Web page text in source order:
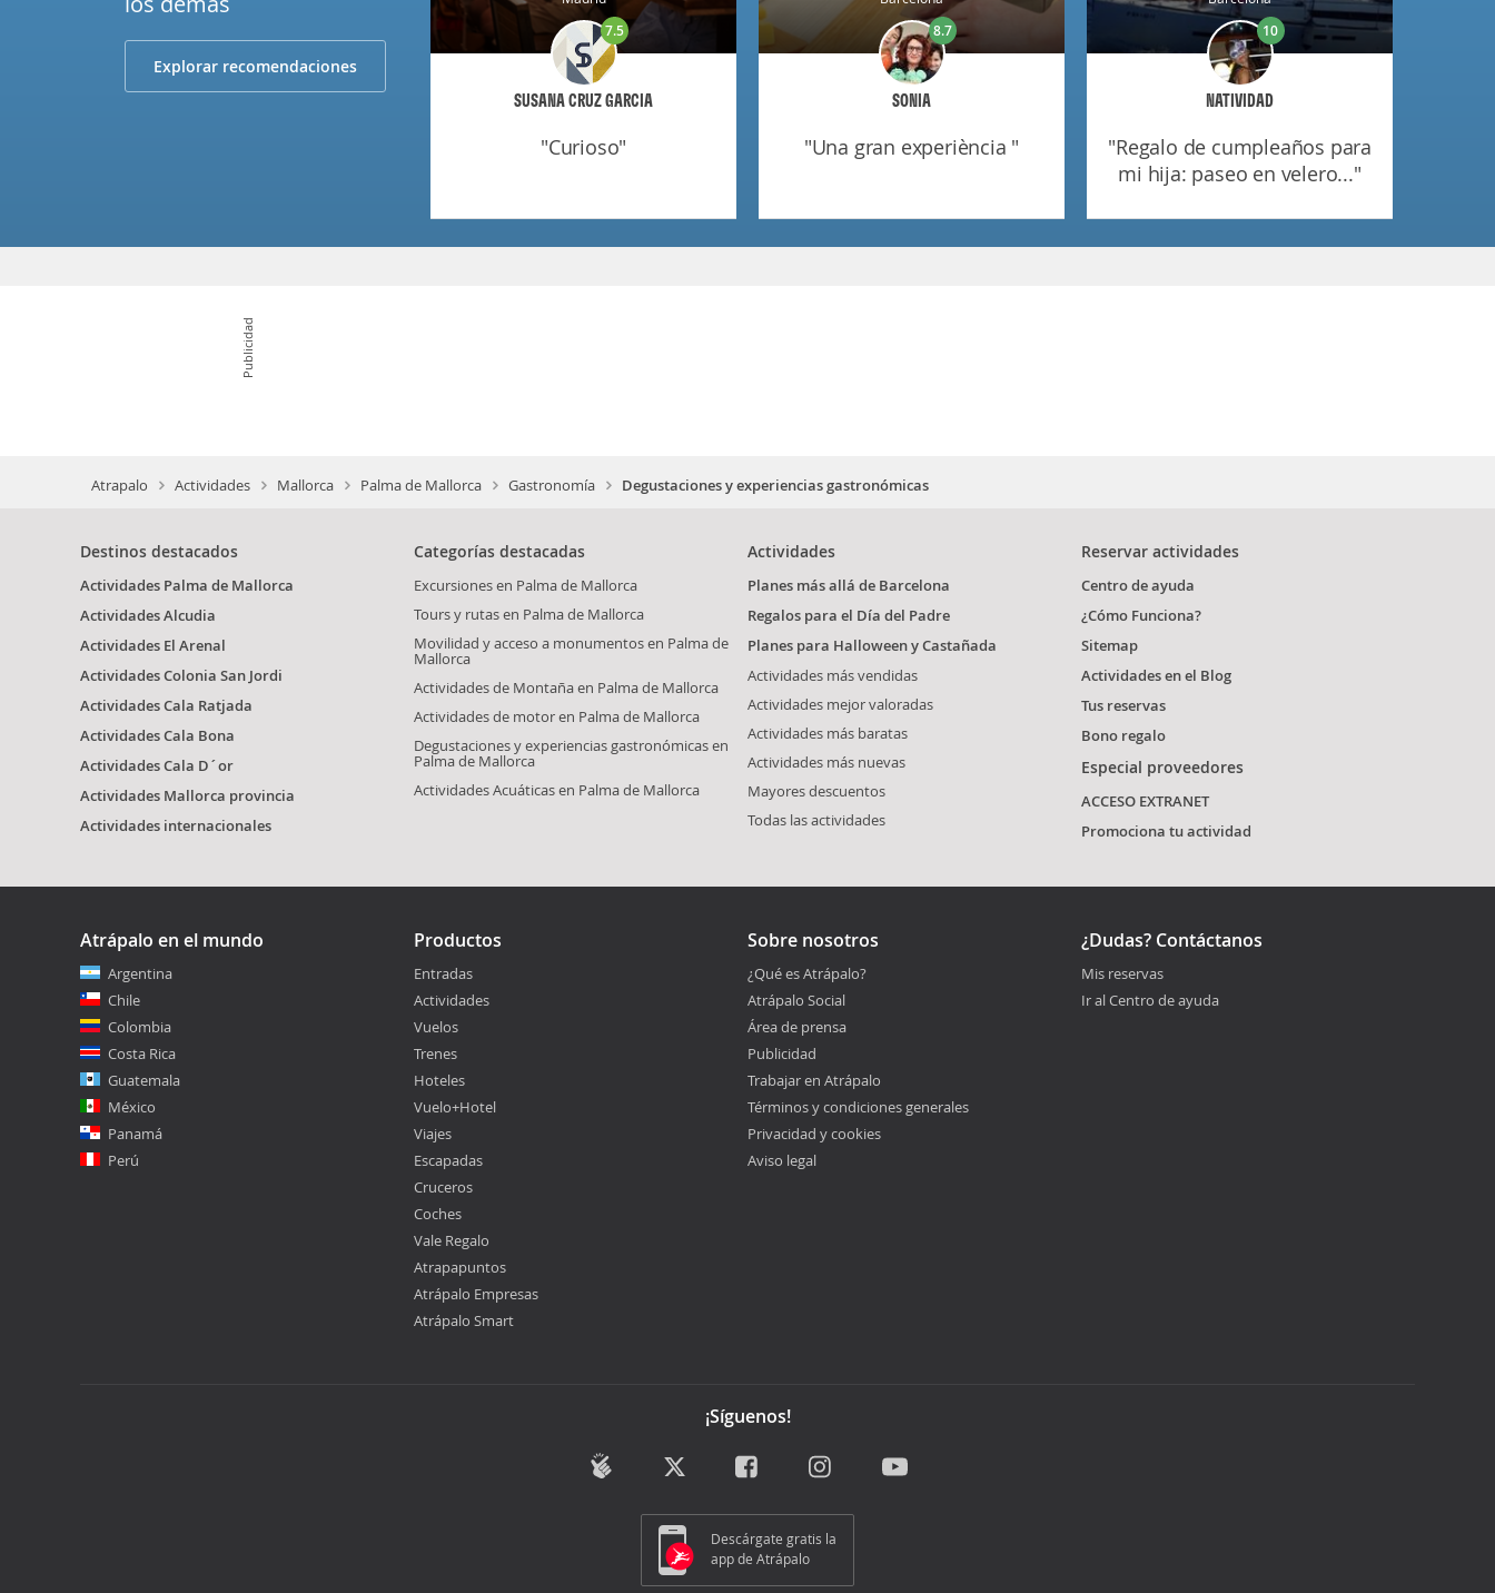
SUSANA CRUZ GARCIA
7.5
"curioso"
SONIA
8.7
"una gran experiència "
NATIVIDAD
10
"regalo de cumpleaños para
mi hija: paseo en velero..."
Explorar recomendaciones
Publicidad
Atrapalo Actividades Mallorca Palma de Mallorca Gastronomía Degustaciones y experiencias gastronómicas
Destinos destacados
Actividades Palma de Mallorca
Actividades Alcudia
Actividades El Arenal
Actividades Colonia San Jordi
Actividades Cala Ratjada
Actividades Cala Bona
Actividades Cala D´or
Actividades Mallorca provincia
Actividades internacionales
Categorías destacadas
Excursiones en Palma de Mallorca
Tours y rutas en Palma de Mallorca
Movilidad y acceso a monumentos en Palma de
Mallorca
Actividades de Montaña en Palma de Mallorca
Actividades de motor en Palma de Mallorca
Degustaciones y experiencias gastronómicas en
Palma de Mallorca
Actividades Acuáticas en Palma de Mallorca
Actividades
Planes más allá de Barcelona
Regalos para el Día del Padre
Planes para Halloween y Castañada
Actividades más vendidas
Actividades mejor valoradas
Actividades más baratas
Actividades más nuevas
Mayores descuentos
Todas las actividades
Reservar actividades
Centro de ayuda
¿Cómo Funciona?
Sitemap
Actividades en el Blog
Tus reservas
Bono regalo
Especial proveedores
ACCESO EXTRANET
Promociona tu actividad
Atrápalo en el mundo
Argentina
Chile
Colombia
Costa Rica
Guatemala
México
Panamá
Perú
Productos
Entradas
Actividades
Vuelos
Trenes
Hoteles
Vuelo+Hotel
Viajes
Escapadas
Cruceros
Coches
Vale Regalo
Atrapapuntos
Atrápalo Empresas
Atrápalo Smart
Sobre nosotros
¿Qué es Atrápalo?
Atrápalo Social
Área de prensa
Publicidad
Trabajar en Atrápalo
Términos y condiciones generales
Privacidad y cookies
Aviso legal
¿Dudas? Contáctanos
Mis reservas
Ir al Centro de ayuda
¡Síguenos!
Descárgate gratis la
app de Atrápalo